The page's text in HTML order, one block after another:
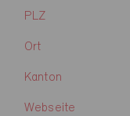
PLZ
Ort
Kanton
Webseite